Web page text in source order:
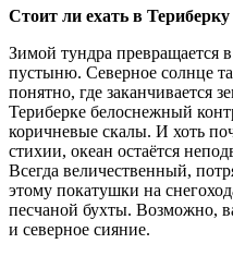
Стоит ли ехать в Териберку
Зимой тундра
пустыню. Северное солнце
понятно, где заканчивается
Териберке белоснежный
коричневые скалы. И хоть
стихии, океан остаётся
Всегда величественный,
этому покатушки на
песчаной бухты. Возможно,
и северное сияние.